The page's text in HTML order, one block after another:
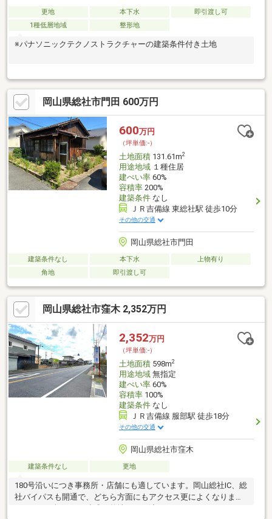
更地 本下水
即引渡し可
1種低層地域
整形地
※パナソニックテクノストラクチャーの建築条件付き土地
岡山県総社市門田 600万円
600万円
（坪単価:-）
土地面積131.61m2
用途地域１種住居
建ぺい率60%
容積率200%
建築条件なし
ＪＲ吉備線 東総社駅 徒歩10分
その他の交通
岡山県総社市門田
建築条件なし 本下水
上物有り
角地
即引渡し可
岡山県総社市窪木 2,352万円
2,352万円
（坪単価:-）
土地面積598m2
用途地域無指定
建ぺい率60%
容積率100%
建築条件なし
ＪＲ吉備線 服部駅 徒歩18分
その他の交通
岡山県総社市窪木
建築条件なし 更地
180号沿いにつき事務所・店舗にも適しています。岡山総社IC、総
社バイパスも開通で、どちら方面にもアクセス更によくなりまし